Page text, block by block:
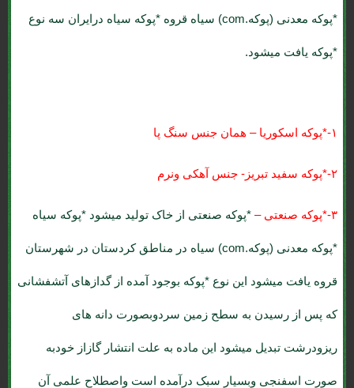
*پوکه معدنی (پوکه.com) سیاه قروه *پوکه سیاه درایران سه نوع
*پوکه یافت میشود.
۱-*پوکه اسکوریا – همان جنس سنگ پا
۲-*پوکه سفید تبریز- جنس آهکی ونرم
۳-*پوکه صنعتی – *پوکه صنعتی از خاک تولید میشود *پوکه سیاه
*پوکه معدنی (پوکه.com) سیاه در مناطق کردستان در شهرستان
قروه یافت میشود این نوع *پوکه بوجود آمده از گدازهای آتشفشانی
که پس از رسیدن به سطح زمین سردوبصورت دانه های
ریزودرشت تبدیل میشود این ماده به علت انتشار گازاز خودبه
صورت اسفنجی وبسیار سبک درآمده است واصطلاح علمی آن